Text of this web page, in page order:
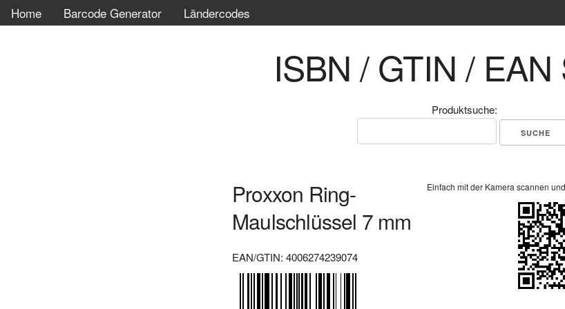
Home Barcode Generator Ländercodes
ISBN / GTIN / EAN
Produktsuche:
Proxxon Ring-
Maulschlüssel 7 mm
EAN/GTIN: 4006274239074
Einfach mit der Kamera scannen